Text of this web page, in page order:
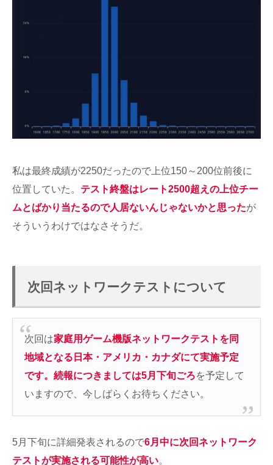
私は最終成績が2250だったので上位150～200位前後に
位置していた。 テスト終盤はレート2500超えの上位チー
ムとばかり当たるので人居ないんじゃないかと思ったが
そういうわけではなさそうだ。
次回ネットワークテストについて
次回は家庭用ゲーム機版ネットワークテストを同
地域となる日本・アメリカ・カナダにて実施予定
です。続報につきましては5月下旬ごろを予定して
いますので、今しばらくお待ちください。
5月下旬に詳細発表されるので6月中に次回ネットワーク
テストが実施される可能性が高い。